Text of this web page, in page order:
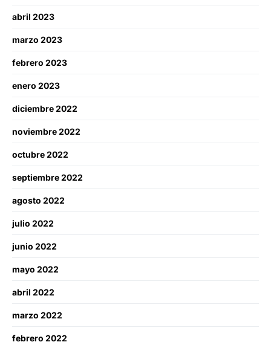
abril 2023
marzo 2023
febrero 2023
enero 2023
diciembre 2022
noviembre 2022
octubre 2022
septiembre 2022
agosto 2022
julio 2022
junio 2022
mayo 2022
abril 2022
marzo 2022
febrero 2022